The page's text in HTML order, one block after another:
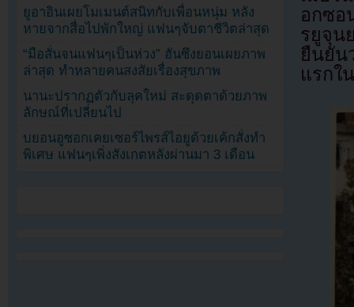
อกซอ
รยูจุน
ยืนยัน
แรกใ
ยูอาอินเผยโมเมนต์สนิทกับเพื่อนหนุ่ม หลัง
หายจากสื่อไปพักใหญ่ แฟนๆจับตาชีวิตล่าสุด
“มือสั่นจนแฟนๆเป็นห่วง” ฮันซึงยอนเผยภาพ
ล่าสุด ทำหลายคนสงสัยเรื่องสุขภาพ
นานะปรากฏตัวกับลุคใหม่ สะดุดตาด้วยภาพ
ลักษณ์ที่เปลี่ยนไป
บยอนอูซอกเคยเซอร์ไพรส์ไอยูด้วยเค้กสั่งทำ
พิเศษ แฟนๆเพิ่งสังเกตหลังผ่านมา 3 เดือน